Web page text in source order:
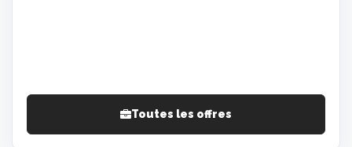
Toutes les offres